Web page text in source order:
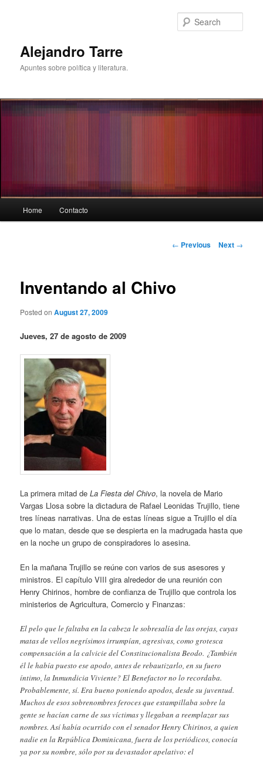
Alejandro Tarre
Apuntes sobre política y literatura.
Home Contacto
Post
← Previous Next →
Inventando al Chivo
Posted onAugust 27, 2009
Jueves, 27 de agosto de 2009
La primera mitad deLa Fiesta del Chivo, la novela de Mario
Vargas Llosa sobre la dictadura de Rafael Leonidas Trujillo, tiene
tres líneas narrativas. Una de estas líneas sigue a Trujillo el día
que lo matan, desde que se despierta en la madrugada hasta que
en la noche un grupo de conspiradores lo asesina.
En la mañana Trujillo se reúne con varios de sus asesores y
ministros. El capítulo VIII gira alrededor de una reunión con
Henry Chirinos, hombre de confianza de Trujillo que controla los
ministerios de Agricultura, Comercio y Finanzas:
El pelo que le faltaba en la cabeza le sobresalía de las orejas, cuyas
matas de vellos negrísimos irrumpían, agresivas, como grotesca
compensación a la calvicie del Constitucionalista Beodo. ¿También
él le había puesto ese apodo, antes de rebautizarlo, en su fuero
íntimo, la Inmundicia Viviente? El Benefactor no lo recordaba.
Probablemente, sí. Era bueno poniendo apodos, desde su juventud.
Muchos de esos sobrenombres feroces que estampillaba sobre la
gente se hacían carne de sus víctimas y llegaban a reemplazar sus
nombres. Así había ocurrido con el senador Henry Chirinos, a quien
nadie en la República Dominicana, fuera de los periódicos, conocía
ya por su nombre, sólo por su devastador apelativo: el